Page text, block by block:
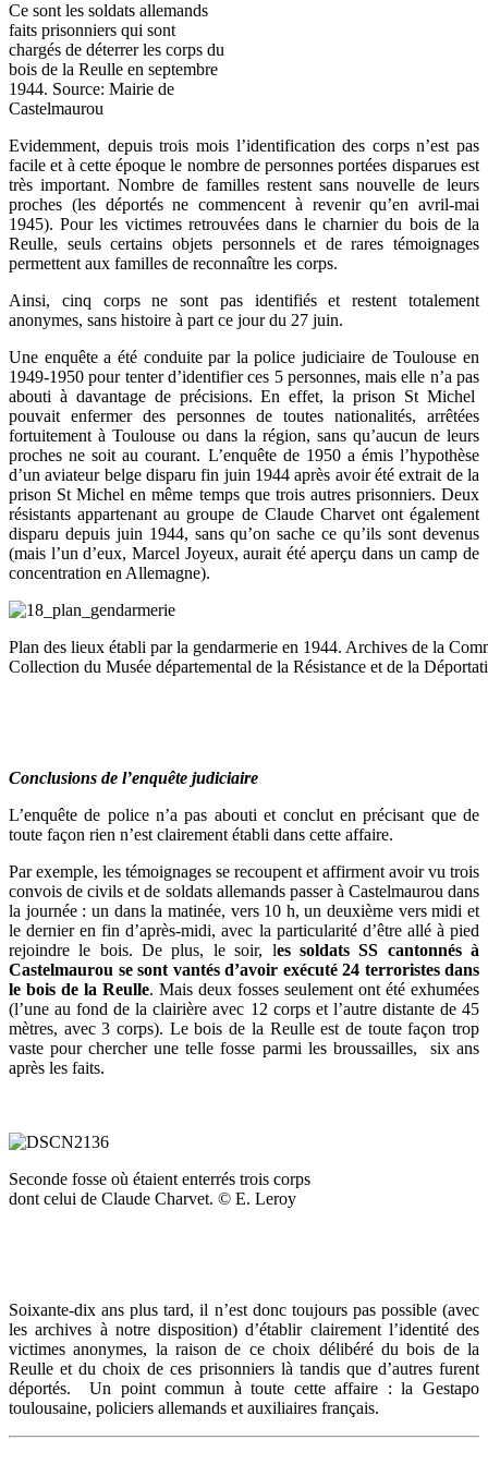
Ce sont les soldats allemands
faits prisonniers qui sont
chargés de déterrer les corps du
bois de la Reulle en septembre
1944. Source: Mairie de
Castelmaurou
Evidemment, depuis trois mois l’identification des corps n’est pas
facile et à cette époque le nombre de personnes portées disparues est
très important. Nombre de familles restent sans nouvelle de leurs
proches (les déportés ne commencent à revenir qu’en avril-mai
1945). Pour les victimes retrouvées dans le charnier du bois de la
Reulle, seuls certains objets personnels et de rares témoignages
permettent aux familles de reconnaître les corps.
Ainsi, cinq corps ne sont pas identifiés et restent totalement
anonymes, sans histoire à part ce jour du 27 juin.
Une enquête a été conduite par la police judiciaire de Toulouse en
1949-1950 pour tenter d’identifier ces 5 personnes, mais elle n’a pas
abouti à davantage de précisions. En effet, la prison St Michel
pouvait enfermer des personnes de toutes nationalités, arrêtées
fortuitement à Toulouse ou dans la région, sans qu’aucun de leurs
proches ne soit au courant. L’enquête de 1950 a émis l’hypothèse
d’un aviateur belge disparu fin juin 1944 après avoir été extrait de la
prison St Michel en même temps que trois autres prisonniers. Deux
résistants appartenant au groupe de Claude Charvet ont également
disparu depuis juin 1944, sans qu’on sache ce qu’ils sont devenus
(mais l’un d’eux, Marcel Joyeux, aurait été aperçu dans un camp de
concentration en Allemagne).
Plan des lieux établi par la gendarmerie en 1944. Archives de la
Collection du Musée départemental de la Résistance et de la
Conclusions de l’enquête judiciaire
L’enquête de police n’a pas abouti et conclut en précisant que de
toute façon rien n’est clairement établi dans cette affaire.
Par exemple, les témoignages se recoupent et affirment avoir vu trois
convois de civils et de soldats allemands passer à Castelmaurou dans
la journée : un dans la matinée, vers 10 h, un deuxième vers midi et
le dernier en fin d’après-midi, avec la particularité d’être allé à pied
rejoindre le bois. De plus, le soir, les soldats SS cantonnés à
Castelmaurou se sont vantés d’avoir exécuté 24 terroristes dans
le bois de la Reulle. Mais deux fosses seulement ont été exhumées
(l’une au fond de la clairière avec 12 corps et l’autre distante de 45
mètres, avec 3 corps). Le bois de la Reulle est de toute façon trop
vaste pour chercher une telle fosse parmi les broussailles, six ans
après les faits.
Seconde fosse où étaient enterrés trois corps
dont celui de Claude Charvet. © E. Leroy
Soixante-dix ans plus tard, il n’est donc toujours pas possible (avec
les archives à notre disposition) d’établir clairement l’identité des
victimes anonymes, la raison de ce choix délibéré du bois de la
Reulle et du choix de ces prisonniers là tandis que d’autres furent
déportés. Un point commun à toute cette affaire : la Gestapo
toulousaine, policiers allemands et auxiliaires français.